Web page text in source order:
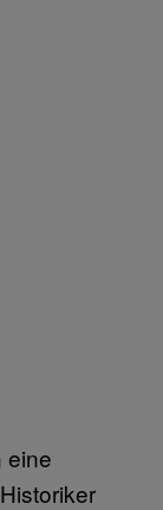
eine